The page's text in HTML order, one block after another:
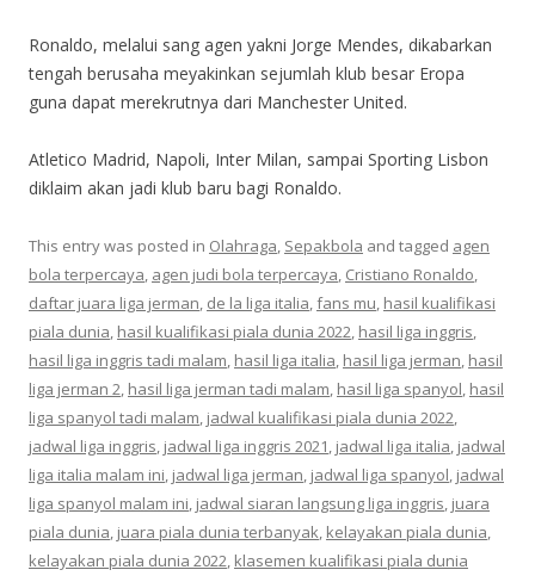
Ronaldo, melalui sang agen yakni Jorge Mendes, dikabarkan
tengah berusaha meyakinkan sejumlah klub besar Eropa
guna dapat merekrutnya dari Manchester United.
Atletico Madrid, Napoli, Inter Milan, sampai Sporting Lisbon
diklaim akan jadi klub baru bagi Ronaldo.
This entry was posted in Olahraga, Sepakbola and tagged agen
bola terpercaya, agen judi bola terpercaya, Cristiano Ronaldo,
daftar juara liga jerman, de la liga italia,fans mu, hasil kualifikasi
piala dunia, hasil kualifikasi piala dunia 2022, hasil liga inggris,
hasil liga inggris tadi malam, hasil liga italia, hasil liga jerman, hasil
liga jerman 2, hasil liga jerman tadi malam, hasil liga spanyol, hasil
liga spanyol tadi malam, jadwal kualifikasi piala dunia 2022,
jadwal liga inggris, jadwal liga inggris 2021, jadwal liga italia, jadwal
liga italia malam ini, jadwal liga jerman, jadwal liga spanyol, jadwal
liga spanyol malam ini, jadwal siaran langsung liga inggris, juara
piala dunia, juara piala dunia terbanyak, kelayakan piala dunia,
kelayakan piala dunia 2022, klasemen kualifikasi piala dunia